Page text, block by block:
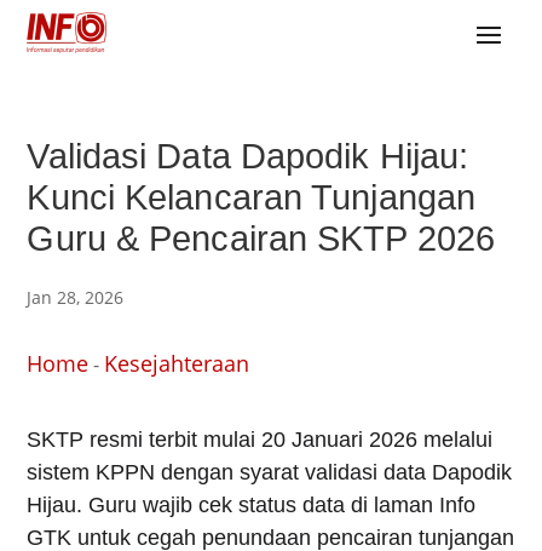
Validasi Data Dapodik Hijau:
Kunci Kelancaran Tunjangan
Guru & Pencairan SKTP 2026
Jan 28, 2026
Home- Kesejahteraan
SKTP resmi terbit mulai 20 Januari 2026 melalui
sistem KPPN dengan syarat validasi data Dapodik
Hijau. Guru wajib cek status data di laman Info
GTK untuk cegah penundaan pencairan tunjangan